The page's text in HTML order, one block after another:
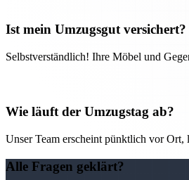
Ist mein Umzugsgut versichert?
Selbstverständlich! Ihre Möbel und
Wie läuft der Umzugstag ab?
Unser Team erscheint pünktlich vor Ort,
Alle Fragen geklärt?